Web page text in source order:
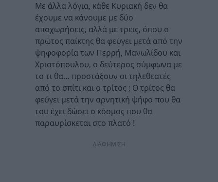
Με άλλα λόγια, κάθε Κυριακή δεν θα
έχουμε να κάνουμε με δύο
αποχωρήσεις, αλλά με τρεις, όπου ο
πρώτος παίκτης θα φεύγει μετά από την
ψηφοφορία των Περρή, Μανωλίδου και
Χριστόπουλου, ο δεύτερος σύμφωνα με
το τι θα… προστάξουν οι τηλεθεατές
από το σπίτι και ο τρίτος ; Ο τρίτος θα
φεύγει μετά την αρνητική ψήφο που θα
του έχει δώσει ο κόσμος που θα
παραυρίσκεται στο πλατό !
ΔΙΑΦΗΜΙΣΗ